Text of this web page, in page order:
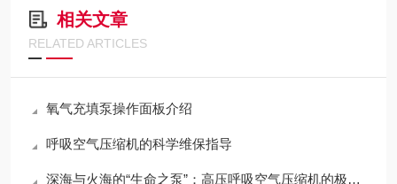
相关文章
RELATED ARTICLES
氧气充填泵操作面板介绍
呼吸空气压缩机的科学维保指导
深海与火海的“生命之泵”：高压呼吸空气压缩机的极限压缩与净化哲学